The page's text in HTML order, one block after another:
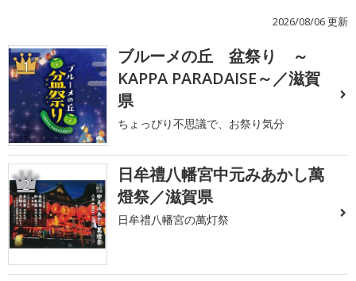
2026/08/06 更新
1
ブルーメの丘 盆祭り ～
KAPPA PARADAISE～／滋賀
県
ちょっぴり不思議で、お祭り気分
2
日牟禮八幡宮中元みあかし萬
燈祭／滋賀県
日牟禮八幡宮の萬灯祭